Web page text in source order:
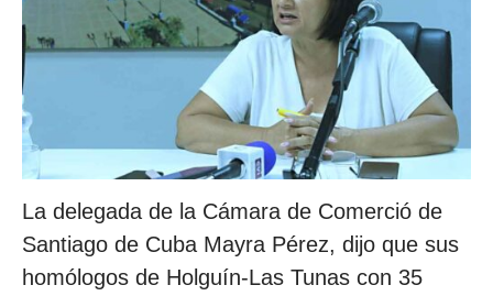
La delegada de la Cámara de Comerció de
Santiago de Cuba Mayra Pérez, dijo que sus
homólogos de Holguín-Las Tunas con 35